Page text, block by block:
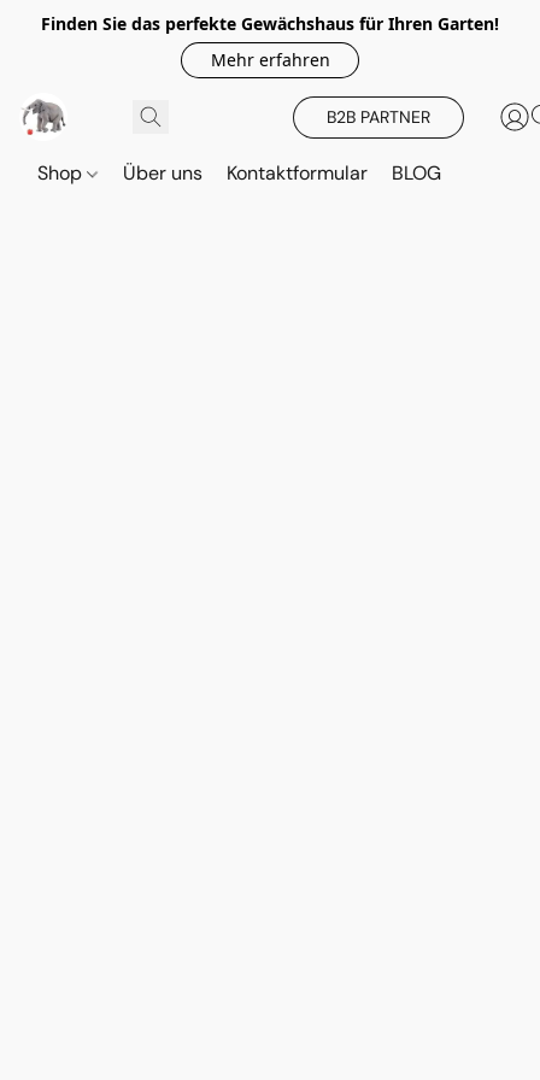
Finden Sie das perfekte Gewächshaus für Ihren Garten!
Mehr erfahren
B2B PARTNER
Shop Über uns Kontaktformular BLOG